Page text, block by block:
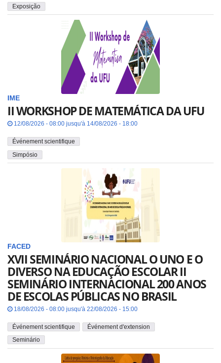
Exposição
IME
II WORKSHOP DE MATEMÁTICA DA UFU
12/08/2026 - 08:00 jusqu'à 14/08/2026 - 18:00
Événement scientifique
Simpósio
FACED
XVII SEMINÁRIO NACIONAL O UNO E O
DIVERSO NA EDUCAÇÃO ESCOLAR II
SEMINÁRIO INTERNACIONAL 200 ANOS
DE ESCOLAS PÚBLICAS NO BRASIL
18/08/2026 - 08:00 jusqu'à 22/08/2026 - 15:00
Événement scientifique
Événement d'extension
Seminário